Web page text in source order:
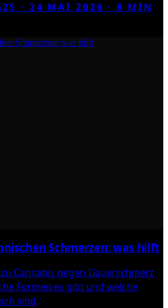
· 24 MAI 2026 ·8 MIN
Schmerzen: was hilft
Cannabis gegen Dauerschmerz
Formen es gibt und welche
sind.